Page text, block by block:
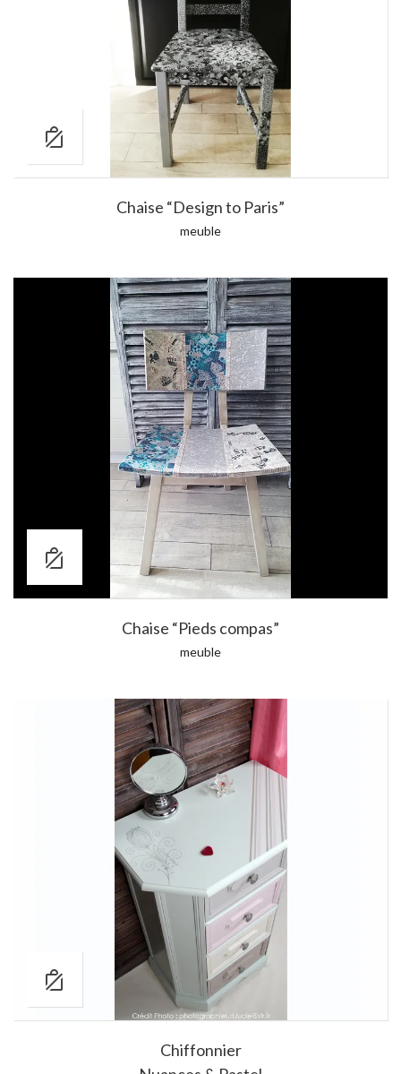
Chaise “Design to Paris”
meuble
Chaise “Pieds compas”
meuble
Chiffonnier